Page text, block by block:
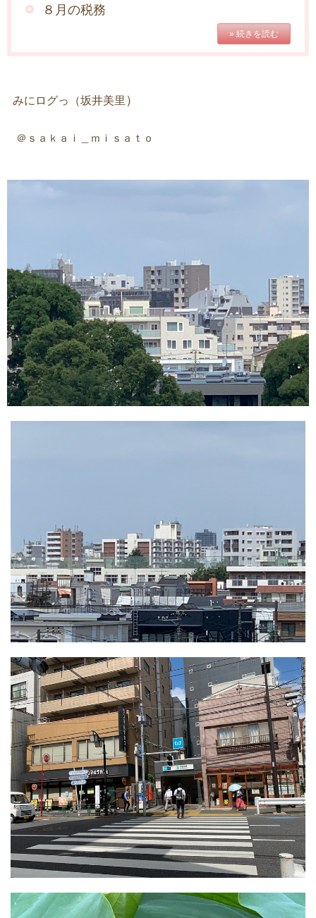
８月の税務
» 続きを読む
みにログっ（坂井美里 ）
＠ｓａｋａｉ＿ｍｉｓａｔｏ